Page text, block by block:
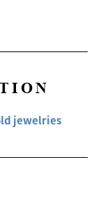
jewelries